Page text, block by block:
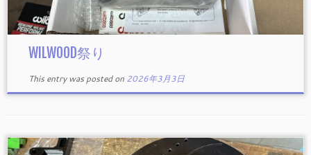
WILWOOD祭り
This entry was posted on 2026年3月3日